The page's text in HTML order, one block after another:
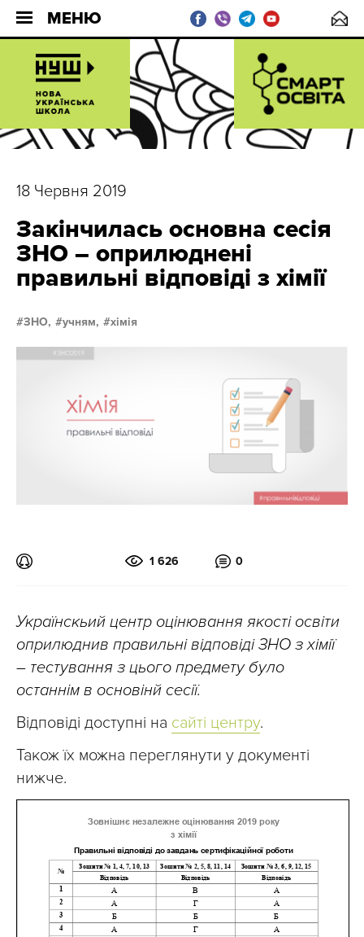
МЕНЮ
18 Червня 2019
Закінчилась основна сесія
ЗНО – оприлюднені
правильні відповіді з хімії
ЗНО, учням, хімія
1 626 0
Українскьий центр оцінювання якості освіти
оприлюднив правильні відповіді ЗНО з хімії
– тестування з цього предмету було
останнім в основінй сесії.
Відповіді доступні на сайті центру.
Також їх можна переглянути у документі
нижче.